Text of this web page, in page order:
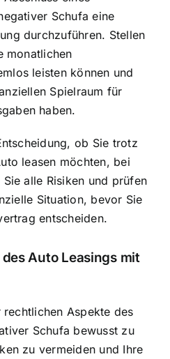
Schufa eine
durchzuführen. Stellen
monatlichen
leisten können und
Spielraum für
haben.
ob Sie trotz
leasen möchten, bei
alle Risiken und prüfen
Situation, bevor Sie
entscheiden.
Auto Leasings mit
Aspekte des
Schufa bewusst zu
zu vermeiden und Ihre